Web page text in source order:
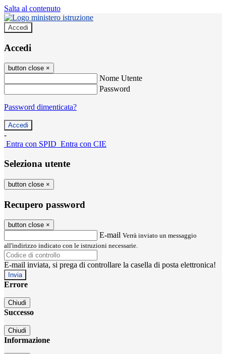
Salta al contenuto
Accedi
Accedi
button close ×
Nome Utente
Password
Password dimenticata?
-
Entra con SPID Entra con CIE
Seleziona utente
button close ×
Recupero password
button close ×
E-mail Verrà inviato un messaggio
all'indirizzo indicato con le istruzioni necessarie.
E-mail inviata, si prega di controllare la casella di posta elettronica!
Errore
Chiudi
Successo
Chiudi
Informazione